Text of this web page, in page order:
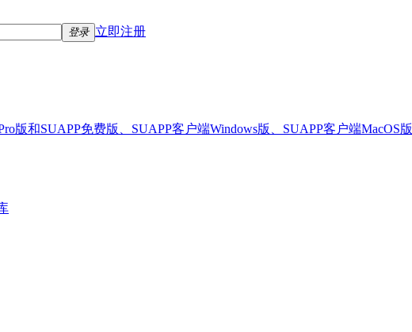
登录 立即注册
版和SUAPP免费版、SUAPP客户端Windows版、SUAPP客户端MacOS版